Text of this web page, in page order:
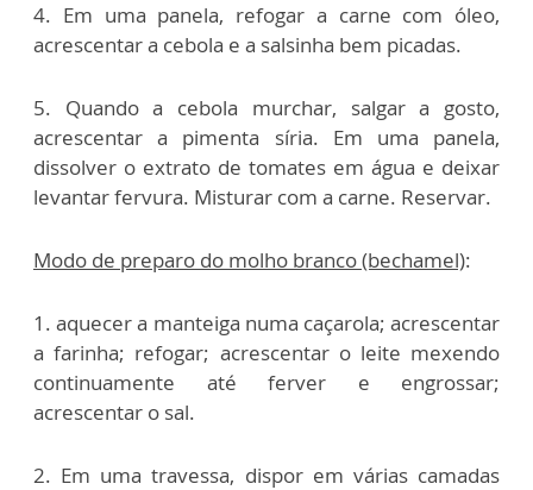
4. Em uma panela, refogar a carne com óleo,
acrescentar a cebola e a salsinha bem picadas.
5. Quando a cebola murchar, salgar a gosto,
acrescentar a pimenta síria. Em uma panela,
dissolver o extrato de tomates em água e deixar
levantar fervura. Misturar com a carne. Reservar.
Modo de preparo do molho branco (bechamel):
1. aquecer a manteiga numa caçarola; acrescentar
a farinha; refogar; acrescentar o leite mexendo
continuamente até ferver e engrossar;
acrescentar o sal.
2. Em uma travessa, dispor em várias camadas